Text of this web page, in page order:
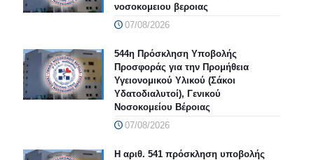
νοσοκομειου βεροιας
07/08/2026
544η Πρόσκληση Υποβολής
Προσφοράς για την Προμήθεια
Υγειονομικού Υλικού (Σάκοι
Υδατοδιαλυτοί), Γενικού
Νοσοκομείου Βέροιας
07/08/2026
Η αριθ. 541 πρόσκληση υποβολής